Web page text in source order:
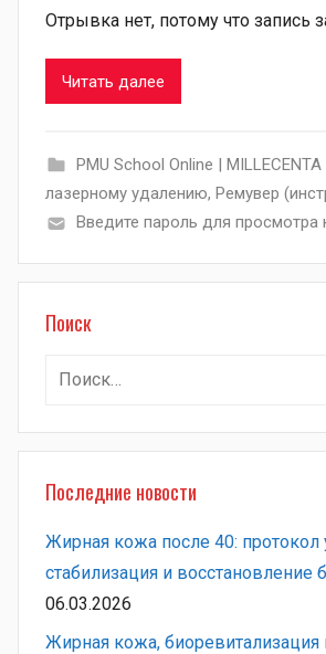
Отрывка нет, потому что запись
Читать далее
PMU School Online | MILLECENTA
лазерному удалению, Ремувер
Введите пароль для просмотра
Поиск
Найти:
Последние новости
Жирная кожа после 40: протокол
стабилизация и восстановление
06.03.2026
Жирная кожа, биоревитализация